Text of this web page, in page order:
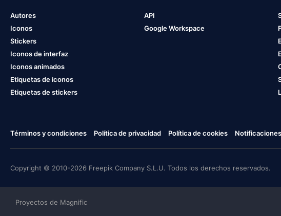
Autores
Iconos
Stickers
Iconos de interfaz
Iconos animados
Etiquetas de iconos
Etiquetas de stickers
API
Google Workspace
Términos y condiciones Política de privacidad Política de cookies
Copyright © 2010-2026 Freepik Company S.L.U. Todos los derechos reservados.
Proyectos de Magnific